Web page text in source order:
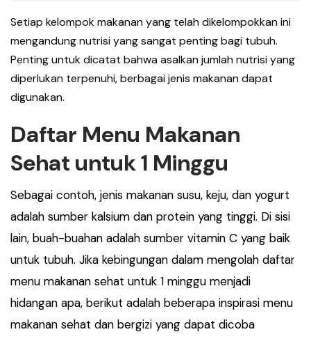
Setiap kelompok makanan yang telah dikelompokkan ini
mengandung nutrisi yang sangat penting bagi tubuh.
Penting untuk dicatat bahwa asalkan jumlah nutrisi yang
diperlukan terpenuhi, berbagai jenis makanan dapat
digunakan.
Daftar Menu Makanan
Sehat untuk 1 Minggu
Sebagai contoh, jenis makanan susu, keju, dan yogurt
adalah sumber kalsium dan protein yang tinggi. Di sisi
lain, buah-buahan adalah sumber vitamin C yang baik
untuk tubuh. Jika kebingungan dalam mengolah daftar
menu makanan sehat untuk 1 minggu menjadi
hidangan apa, berikut adalah beberapa inspirasi menu
makanan sehat dan bergizi yang dapat dicoba